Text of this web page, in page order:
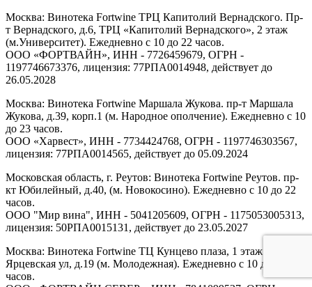
Москва: Винотека Fortwine ТРЦ Капитолий Вернадского. Пр-
т Вернадского, д.6, ТРЦ «Капитолий Вернадского», 2 этаж
(м.Университет). Ежедневно с 10 до 22 часов.
ООО «ФОРТВАЙН», ИНН - 7726459679, ОГРН -
1197746673376, лицензия: 77РПА0014948, действует до
26.05.2028
Москва: Винотека Fortwine Маршала Жукова. пр-т Маршала
Жукова, д.39, корп.1 (м. Народное ополчение). Ежедневно с 10
до 23 часов.
ООО «Харвест», ИНН - 7734424768, ОГРН - 1197746303567,
лицензия: 77РПА0014565, действует до 05.09.2024
Московская область, г. Реутов: Винотека Fortwine Реутов. пр-
кт Юбилейный, д.40, (м. Новокосино). Ежедневно с 10 до 22
часов.
ООО "Мир вина", ИНН - 5041205609, ОГРН - 1175053005313,
лицензия: 50РПА0015131, действует до 23.05.2027
Москва: Винотека Fortwine ТЦ Кунцево плаза, 1 этаж.
Ярцевская ул, д.19 (м. Молодежная). Ежедневно с 10 до 22
часов.